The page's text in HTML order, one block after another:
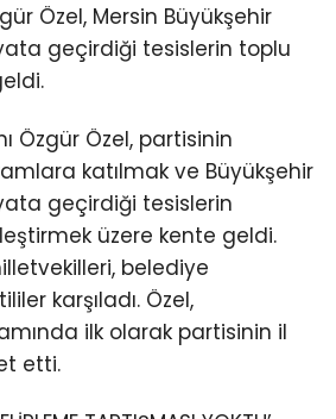
Özel, Mersin Büyükşehir
geçirdiği tesislerin toplu
Özgür Özel, partisinin
katılmak ve Büyükşehir
geçirdiği tesislerin
üzere kente geldi.
belediye
karşıladı. Özel,
ilk olarak partisinin il
etti.